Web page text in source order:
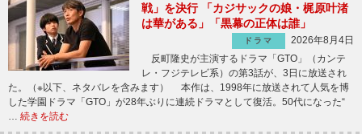
戦」を決行 「カジサックの娘・梶原叶渚
は華がある」「黒幕の正体は誰」
ドラマ
2026年8月4日
反町隆史が主演するドラマ「GTO」（カンテ
レ・フジテレビ系）の第3話が、3日に放送され
た。（※以下、ネタバレを含みます） 本作は、1998年に放送されて人気を博
した学園ドラマ「GTO」が28年ぶりに連続ドラマとして復活。50代になった“
… 続きを読む